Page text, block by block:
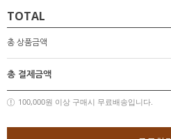
TOTAL
총 상품금액
총 결제금액
100,000원 이상 구매시 무료배송입니다.